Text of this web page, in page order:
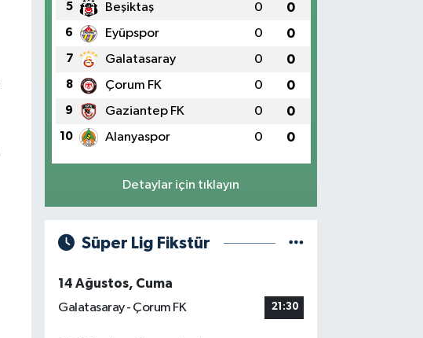
5 Beşiktaş 0 0
6 Eyüpspor 0 0
7 Galatasaray 0 0
8 Çorum FK 0 0
9 Gaziantep FK 0 0
10 Alanyaspor 0 0
Detaylar için tıklayın
Süper Lig Fikstür
14 Ağustos, Cuma
Galatasaray - Çorum FK
21:30